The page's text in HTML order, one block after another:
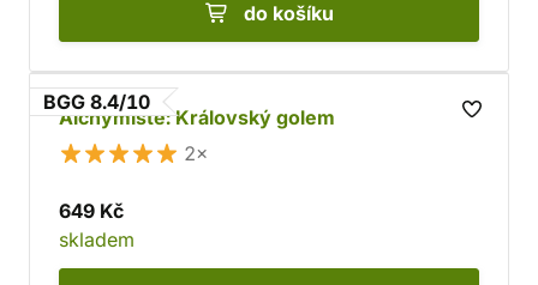
do košíku
BGG 8.4/10
Alchymisté: Královský golem
2×
649 Kč
skladem